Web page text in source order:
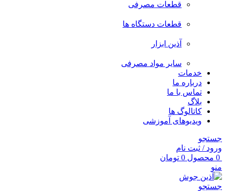
قطعات مصرفی
قطعات دستگاه ها
آذین ابزار
سایر مواد مصرفی
خدمات
درباره ما
تماس با ما
بلاگ
کاتالوگ ها
ویدیوهای آموزشی
جستجو
ورود / ثبت نام
0 محصول 0 تومان
منو
جستجو